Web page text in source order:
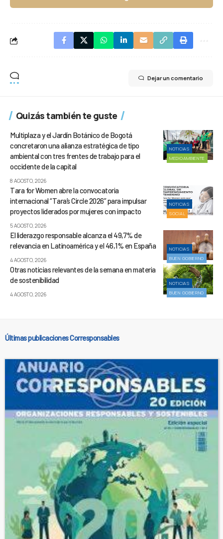
Dejar un comentario
Quizás también te guste
NOTICIAS
MEDIOAMBIENTE
Multiplaza y el Jardín Botánico de Bogotá
concretaron una alianza estratégica de tipo
ambiental con tres frentes de trabajo para el
occidente de la capital
8 AGOSTO, 2026
NOTICIAS
SOCIAL
Tara for Women abre la convocatoria
internacional “Tara’s Circle 2026” para impulsar
proyectos liderados por mujeres con impacto
5 AGOSTO, 2026
NOTICIAS
BUEN GOBIERNO
El liderazgo responsable alcanza el 49,7% de
relevancia en Latinoamérica y el 46,1% en España
4 AGOSTO, 2026
NOTICIAS
BUEN GOBIERNO
Otras noticias relevantes de la semana en materia
de sostenibilidad
4 AGOSTO, 2026
Últimas publicaciones Corresponsables